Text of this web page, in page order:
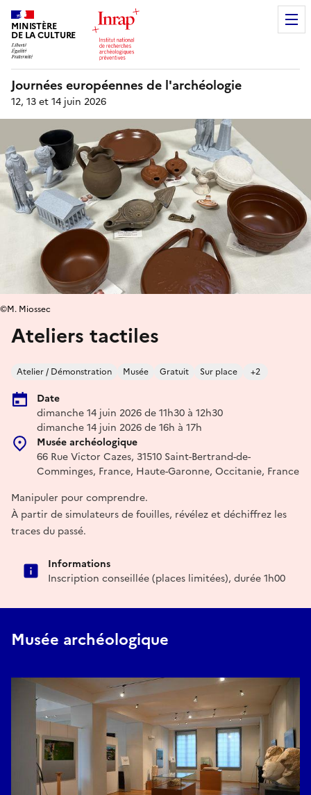
MINISTÈRE
DE LA CULTURE
Journées européennes de l'archéologie
12, 13 et 14 juin 2026
Ateliers tactiles
Atelier / Démonstration Musée Gratuit Sur place +2
Date
dimanche 14 juin 2026 de 11h30 à 12h30
dimanche 14 juin 2026 de 16h à 17h
Musée archéologique
66 Rue Victor Cazes, 31510 Saint-Bertrand-de-
Comminges, France, Haute-Garonne, Occitanie, France
©M. Miossec
Manipuler pour comprendre.
À partir de simulateurs de fouilles, révélez et déchiffrez les
traces du passé.
Informations
Inscription conseillée (places limitées), durée 1h00
Musée archéologique